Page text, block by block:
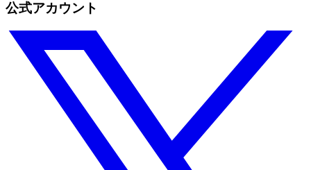
公式アカウント